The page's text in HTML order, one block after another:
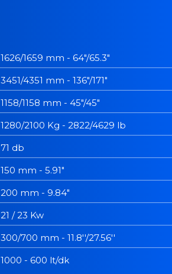
1626/1659 mm - 64"/65.3"
3451/4351 mm - 136"/171"
1158/1158 mm - 45"/45"
1280/2100 Kg - 2822/4629 lb
71 db
150 mm - 5.91"
200 mm - 9.84"
21 / 23 Kw
300/700 mm - 11.8''/27.56''
1000 - 600 lt/dk